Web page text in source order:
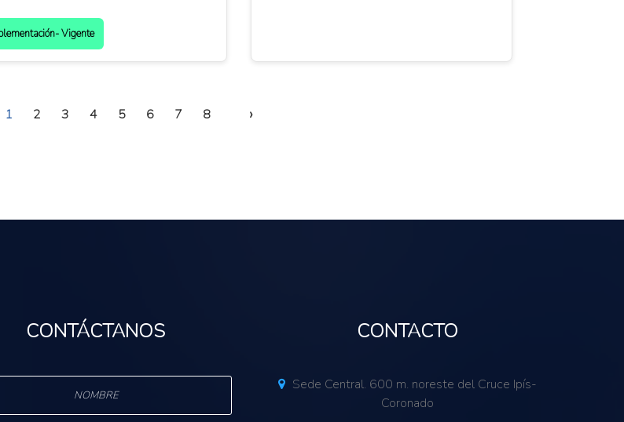
Vigente
1 2 3 4 5 6 7 8 ›
CONTÁCTANOS CONTACTO
Sede Central. 600 m. noreste del Cruce Ipís-
Coronado